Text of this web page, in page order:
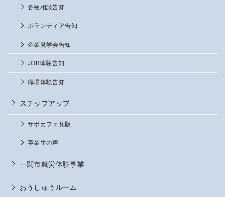
各種相談告知
ボランティア告知
企業見学会告知
JOB体験告知
職場体験告知
ステップアップ
サポカフェ瓦版
卒業生の声
一関市就労体験事業
おうしゅうルーム